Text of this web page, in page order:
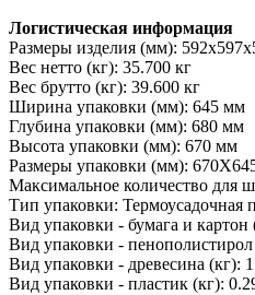
Логистическая информация
Размеры изделия (мм):
Вес нетто (кг): 35.700 кг
Вес брутто (кг): 39.600 кг
Ширина упаковки (мм): 645 мм
Глубина упаковки (мм): 680 мм
Высота упаковки (мм): 670 мм
Размеры упаковки (мм):
Максимальное количество для
Тип упаковки: Термоусадочная
Вид упаковки - бумага и картон
Вид упаковки - пенополистирол
Вид упаковки - древесина (кг):
Вид упаковки - пластик (кг):